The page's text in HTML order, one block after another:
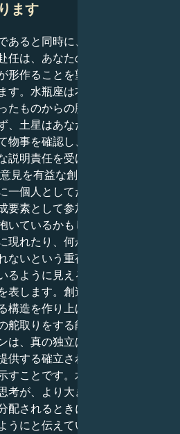
ます
ると同時に、あなたへの帰還
は、あなたの価値観、コミュ
形作ることを望む明日に責任を
。水瓶座は本質的に、独立
ものからの脱却を大切にしま
土星はあなたに、それらの夢
物事を確認し、あなたが生み出
明責任を受け入れるように促
見を有益な創造性に変える試
個人としてだけでなく、より
要素として参加するという、よ
いているかもしれません。ある
れたり、何かをきちんとやろ
ないという重荷を背負っている
ように見えるかもしれませ
表します。創造的な思考をコン
構造を作り上げ、熱意とは対照
舵取りをする能力です。水瓶座
は、真の独立は反乱によってで
供する確立された設備によって
ことです。水瓶座の土星は、
考が、より大きな目的のために
されるときに、最も力を発揮
にと伝えています。